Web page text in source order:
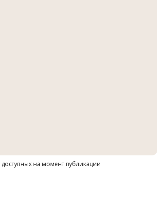
на момент публикации